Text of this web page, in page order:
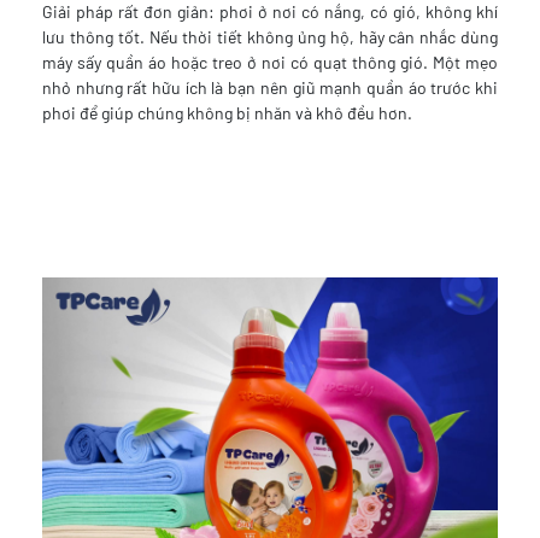
Giải pháp rất đơn giản: phơi ở nơi có nắng, có gió, không khí
lưu thông tốt. Nếu thời tiết không ủng hộ, hãy cân nhắc dùng
máy sấy quần áo hoặc treo ở nơi có quạt thông gió. Một mẹo
nhỏ nhưng rất hữu ích là bạn nên giũ mạnh quần áo trước khi
phơi để giúp chúng không bị nhăn và khô đều hơn.